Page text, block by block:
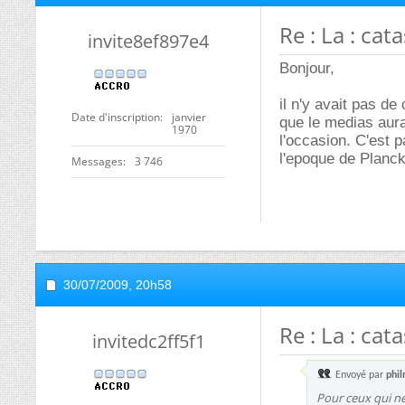
invite8ef897e4
Date d'inscription
janvier
1970
Messages 3 746
Re : La :
Bonjour,
il n'y avait pas de
que le medias
l'occasion. C'est
l'epoque de
30/07/2009, 20h58
invitedc2ff5f1 Re : La :
Envoyé par
Pour ceux qui